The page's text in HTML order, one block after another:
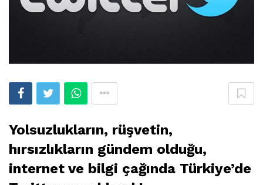
Yolsuzlukların, rüşvetin,
hırsızlıkların gündem olduğu,
internet ve bilgi çağında Türkiye’de